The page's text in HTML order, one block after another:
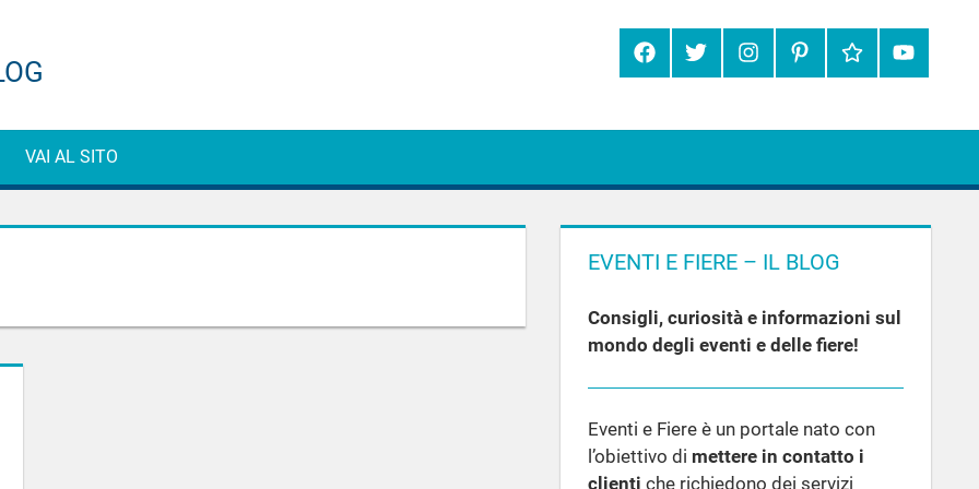
FacebookTwitterInstagramPinterestGoogle+YouTube
VAI AL SITO
EVENTI E FIERE – IL BLOG
Consigli, curiosità e informazioni sul
mondo degli eventi e delle fiere!
Eventi e Fiere è un portale nato con
l’obiettivo di mettere in contatto i
clienti che richiedono dei servizi